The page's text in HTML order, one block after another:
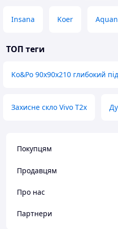
Для
ванни для
господарів,
Для
Душовий бокс із
переосмислення
економить місце,
ваші можливості,
щоденну рутину
Insana Koer
ТОП теги
Ko&Po 90х90х210 глибокий
Захисне скло Vivo T2x
Покупцям
Продавцям
Про нас
Партнери